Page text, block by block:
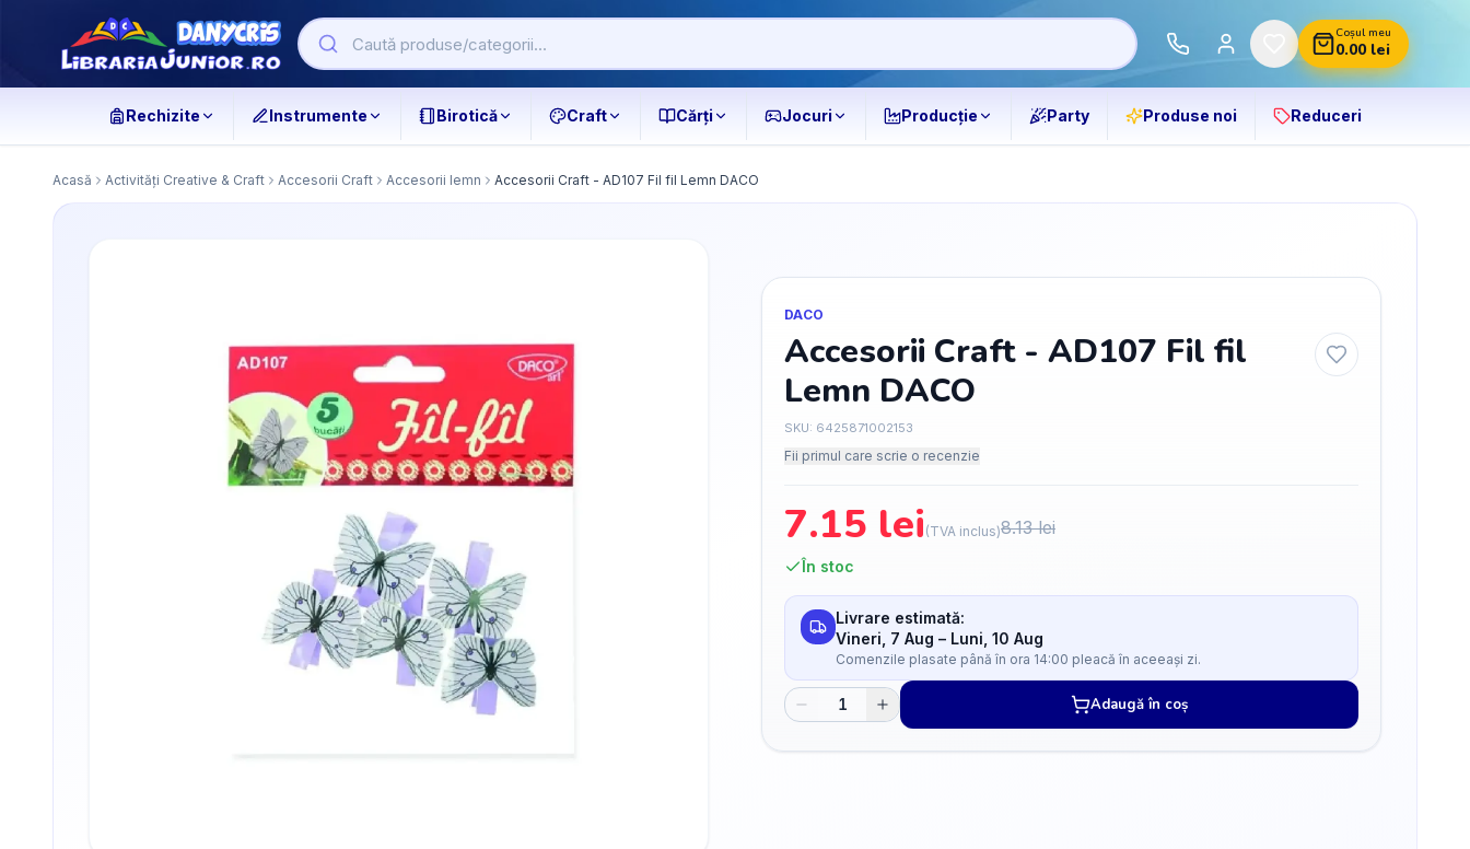
Coșul meu
0.00lei
Rechizite Instrumente Birotică Craft Cărți Jocuri Producție Party Produse noi Reduceri
Acasă Activități Creative & Craft Accesorii Craft Accesorii lemn Accesorii Craft - AD107 Fil fil Lemn DACO
DACO
Accesorii Craft - AD107 Fil fil
Lemn DACO
SKU: 6425871002153
Fii primul care scrie o recenzie
7.15 lei (TVA inclus)8.13lei
În stoc
Livrare estimată:
Vineri, 7 Aug – Luni, 10 Aug
Comenzile plasate până în ora 14:00 pleacă în aceeași zi.
Adaugă în coș